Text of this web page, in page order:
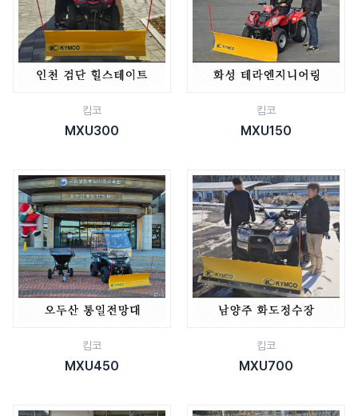
킴코
MXU300
킴코
MXU150
킴코
MXU450
킴코
MXU700